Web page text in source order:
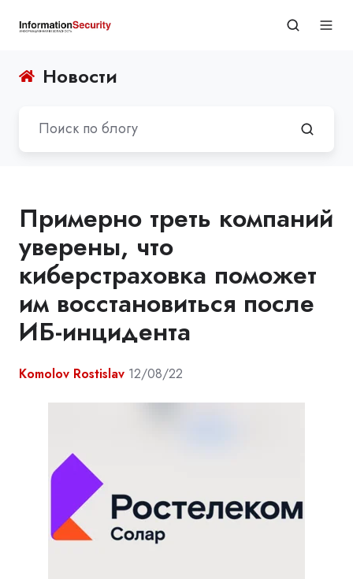
Новости
Примерно треть компаний
уверены, что
киберстраховка поможет
им восстановиться после
ИБ-инцидента
Komolov Rostislav 12/08/22